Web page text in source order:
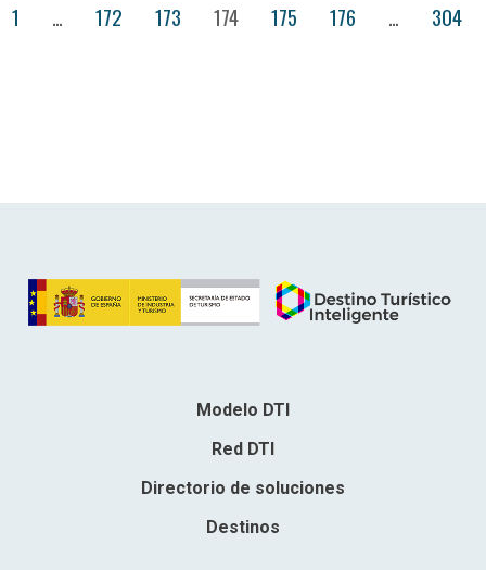
1 … 172 173 174 175 176 … 304
Modelo DTI
Red DTI
Directorio de soluciones
Destinos